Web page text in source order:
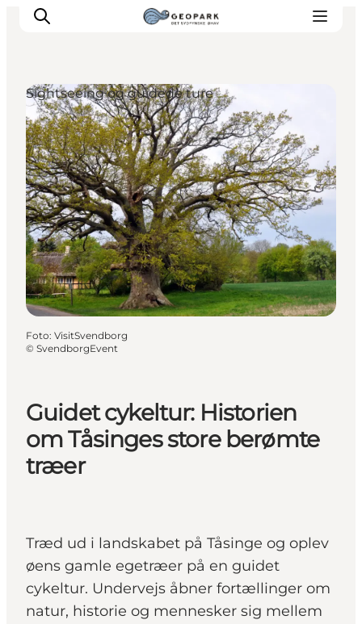
Guidet cykeltur: Historien
om Tåsinges store berømte
træer
Træd ud i landskabet på Tåsinge og oplev
øens gamle egetræer på en guidet
cykeltur. Undervejs åbner fortællinger om
natur, historie og mennesker sig mellem
Sightseeing og guidede ture
Foto: VisitSvendborg
© SvendborgEvent